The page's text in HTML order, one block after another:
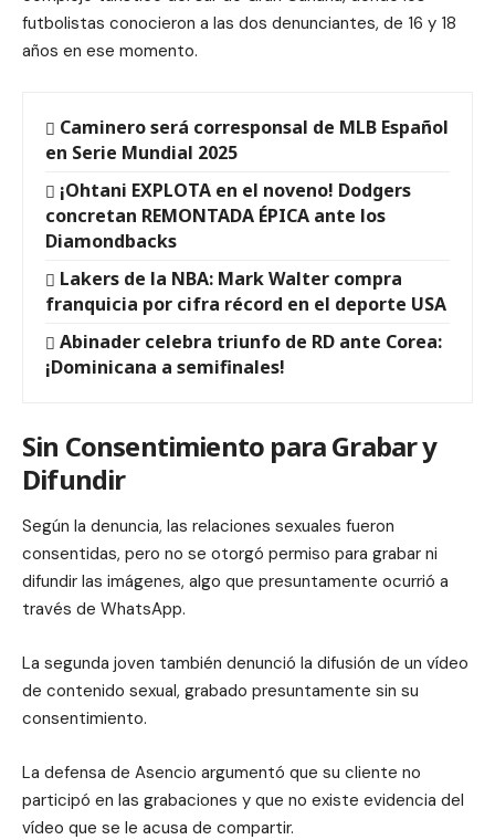
futbolistas conocieron a las dos denunciantes, de 16 y 18
años en ese momento.
Caminero será corresponsal de MLB Español
en Serie Mundial 2025
¡Ohtani EXPLOTA en el noveno! Dodgers
concretan REMONTADA ÉPICA ante los
Diamondbacks
Lakers de la NBA: Mark Walter compra
franquicia por cifra récord en el deporte USA
Abinader celebra triunfo de RD ante Corea:
¡Dominicana a semifinales!
Sin Consentimiento para Grabar y
Difundir
Según la denuncia, las relaciones sexuales fueron
consentidas, pero no se otorgó permiso para grabar ni
difundir las imágenes, algo que presuntamente ocurrió a
través de WhatsApp.
La segunda joven también denunció la difusión de un vídeo
de contenido sexual, grabado presuntamente sin su
consentimiento.
La defensa de Asencio argumentó que su cliente no
participó en las grabaciones y que no existe evidencia del
vídeo que se le acusa de compartir.